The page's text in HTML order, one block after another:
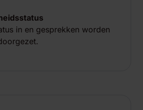
in en gesprekken worden